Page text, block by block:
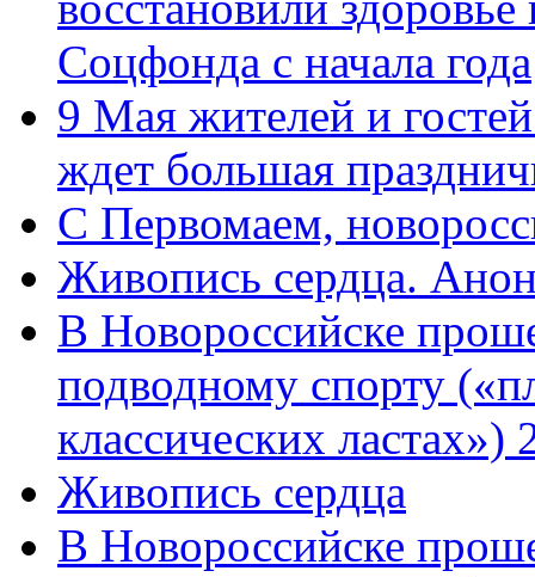
Соцфонда с начала года
9 Мая жителей и
ждет большая
C Первомаем,
Живопись сердца.
В Новороссийске
подводному спорту
классических
Живопись сердца
В Новороссийске